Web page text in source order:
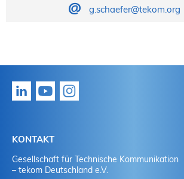
g.schaefer@tekom.org
KONTAKT
Gesellschaft für Technische Kommunikation
– tekom Deutschland e.V.